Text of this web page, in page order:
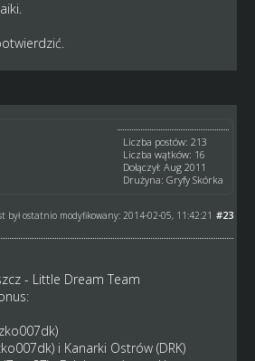
Liczba postów: 213
Liczba wątków: 16
Dołączył: Aug 2011
Drużyna: Gryfy Skórka
#23
był ostatnio modyfikowany: 2014-02-05, 11:42:21
- Little Dream Team
i Kanarki Ostrów (DRK)